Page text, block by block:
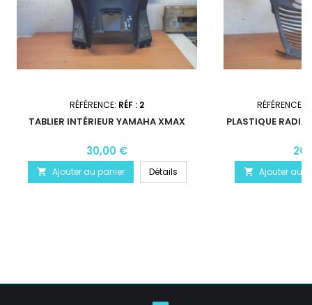
RÉFÉRENCE: RÉF : 2
TABLIER INTÉRIEUR YAMAHA XMAX
30,00 €
 Ajouter au panier Détails
RÉFÉRENCE:
PLASTIQUE
 Ajouter au